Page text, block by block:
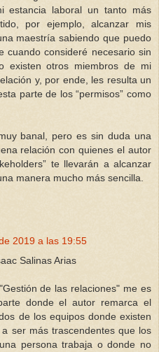
estancia laboral un tanto más
por ejemplo, alcanzar mis
maestría sabiendo que puedo
cuando consideré necesario sin
existen otros miembros de mi
y, por ende, les resulta un
parte de los “permisos” como
banal, pero es sin duda una
relación con quienes el autor
te llevarán a alcanzar
manera mucho más sencilla.
2019 a las 19:55
Salinas Arias
de las relaciones" me es
donde el autor remarca el
de los equipos donde existen
ser más trascendentes que los
persona trabaja o donde no